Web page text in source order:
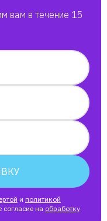
вам в течение 15
и политикой
согласие на обработку